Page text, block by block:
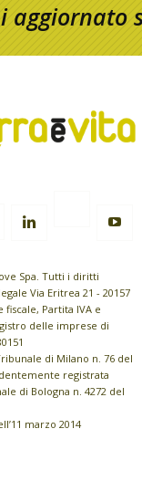
aggiornato
Spa. Tutti i diritti
Via Eritrea 21 - 20157
Partita IVA e
delle imprese di
di Milano n. 76 del
registrata
di Bologna n. 4272 del
marzo 2014